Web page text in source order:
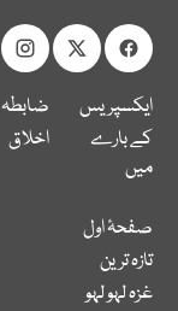
ایکسپریس
کے بارے
میں
ضابطہ
اخلاق
صفحۂ اول
تازہ ترین
غزہ لہو لہو